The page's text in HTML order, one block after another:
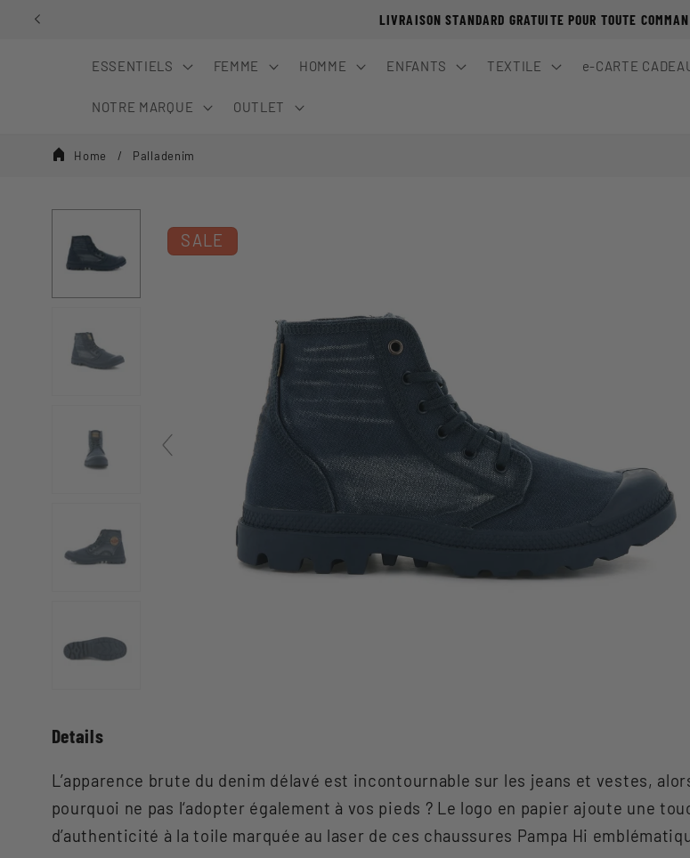
passer au
LIVRAISON STANDARD GRATUITE POUR TOUTE
ESSENTIELS FEMME HOMME ENFANTS TEXTILE e-CARTE
NOTRE MARQUE OUTLET
Home Palladenim
SALE
Details
L’apparence brute du denim délavé est incontournable sur les jeans et vestes,
pourquoi ne pas l‘adopter également à vos pieds ? Le logo en papier ajoute une
d’authenticité à la toile marquée au laser de ces chaussures Pampa Hi